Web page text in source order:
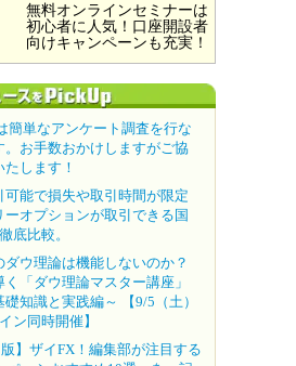
無料オンラインセミナーは
初心者に人気！口座開設者
向けキャンペーンも充実！
簡単なアンケート調査を行な
。お手数おかけしますがご協
します！
可能で損失や取引時間が限定
ーオプションが取引できる国
底比較。
ダウ理論は機能しないのか？
く「ダウ理論マスター講座」
礎知識と実践編～ 【9/5（土）
ン同時開催】
版】ザイFX！編集部が注目する